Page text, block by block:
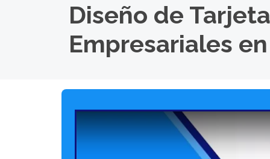
Diseño de
Empresariales